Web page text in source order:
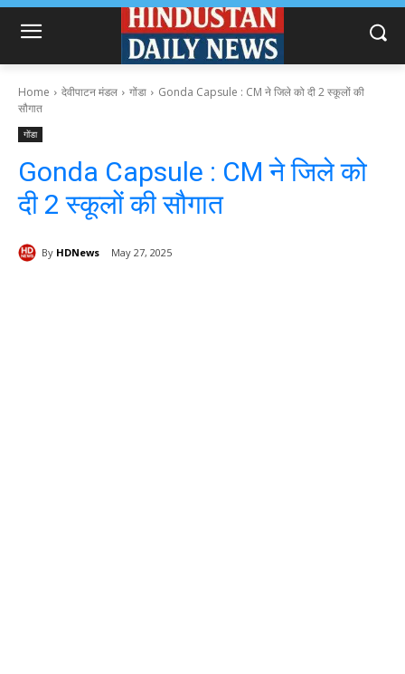
Home देवीपाटन मंडल गोंडा
Gonda Capsule : CM ने जिले को दी 2 स्कूलों की
सौगात
गोंडा
Gonda Capsule : CM ने जिले को
दी 2 स्कूलों की सौगात
By HDNews May 27, 2025